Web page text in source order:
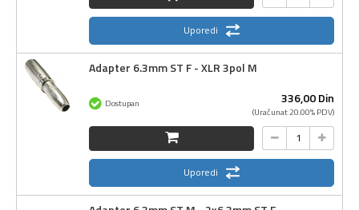
Uporedi
Adapter 6.3mm ST F - XLR 3pol M
336,00Din
(Uračunat 20.00% PDV)
Dostupan
Uporedi